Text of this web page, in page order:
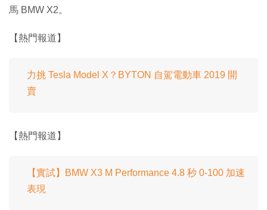
馬 BMW X2。
【熱門報道】
力挑 Tesla Model X？BYTON 自駕電動車 2019 開
賣
【熱門報道】
【實試】BMW X3 M Performance 4.8 秒 0-100 加速
表現